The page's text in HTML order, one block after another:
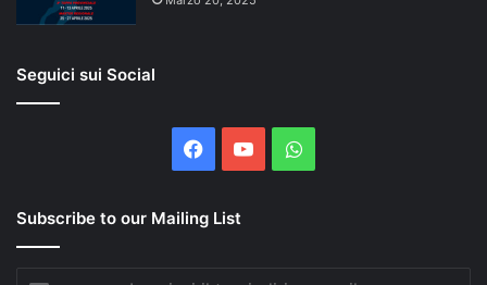
Seguici sui Social
Facebook
You WhatsApp
Subscribe to our Mailing List